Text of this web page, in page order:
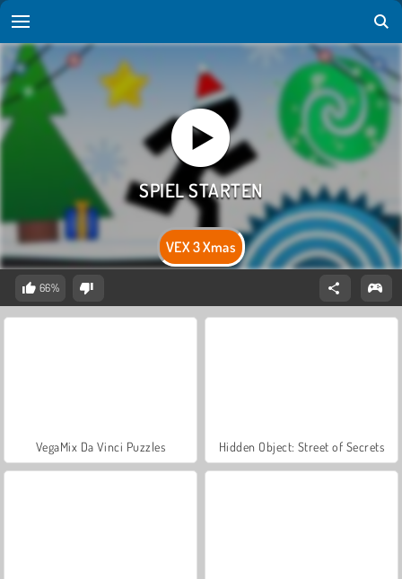
VEX 3 Xmas
66%
VegaMix Da Vinci Puzzles Hidden Object: Street of Secrets